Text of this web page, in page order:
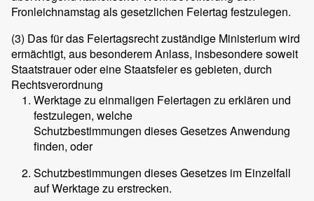
Fronleichnamstag als gesetzlichen Feiertag festzulegen.
(3) Das für das Feiertagsrecht zuständige Ministerium wird
ermächtigt, aus besonderem Anlass, insbesondere soweit
Staatstrauer oder eine Staatsfeier es gebieten, durch
Rechtsverordnung
Werktage zu einmaligen Feiertagen zu erklären und
festzulegen, welche
Schutzbestimmungen dieses Gesetzes Anwendung
finden, oder
Schutzbestimmungen dieses Gesetzes im Einzelfall
auf Werktage zu erstrecken.